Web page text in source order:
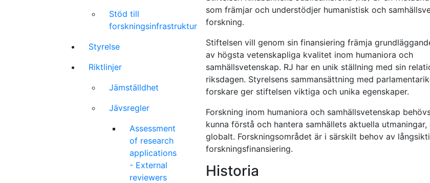
Stöd till
forskningsinfrastruktur
Styrelse
Riktlinjer
Jämställdhet
Jävsregler
Assessment
of research
applications
- External
reviewers
som främjar och understödjer humanistisk och
forskning.
Stiftelsen vill genom sin finansiering främja
av högsta vetenskapliga kvalitet inom humaniora och
samhällsvetenskap. RJ har en unik ställning med sin
riksdagen. Styrelsens sammansättning med
forskare ger stiftelsen viktiga och unika egenskaper.
Forskning inom humaniora och samhällsvetenskap
kunna förstå och hantera samhällets aktuella
globalt. Forskningsområdet är i särskilt behov av
forskningsfinansiering.
Historia